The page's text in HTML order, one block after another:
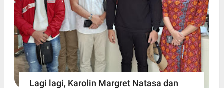
Lagi lagi, Karolin Margret Natasa dan